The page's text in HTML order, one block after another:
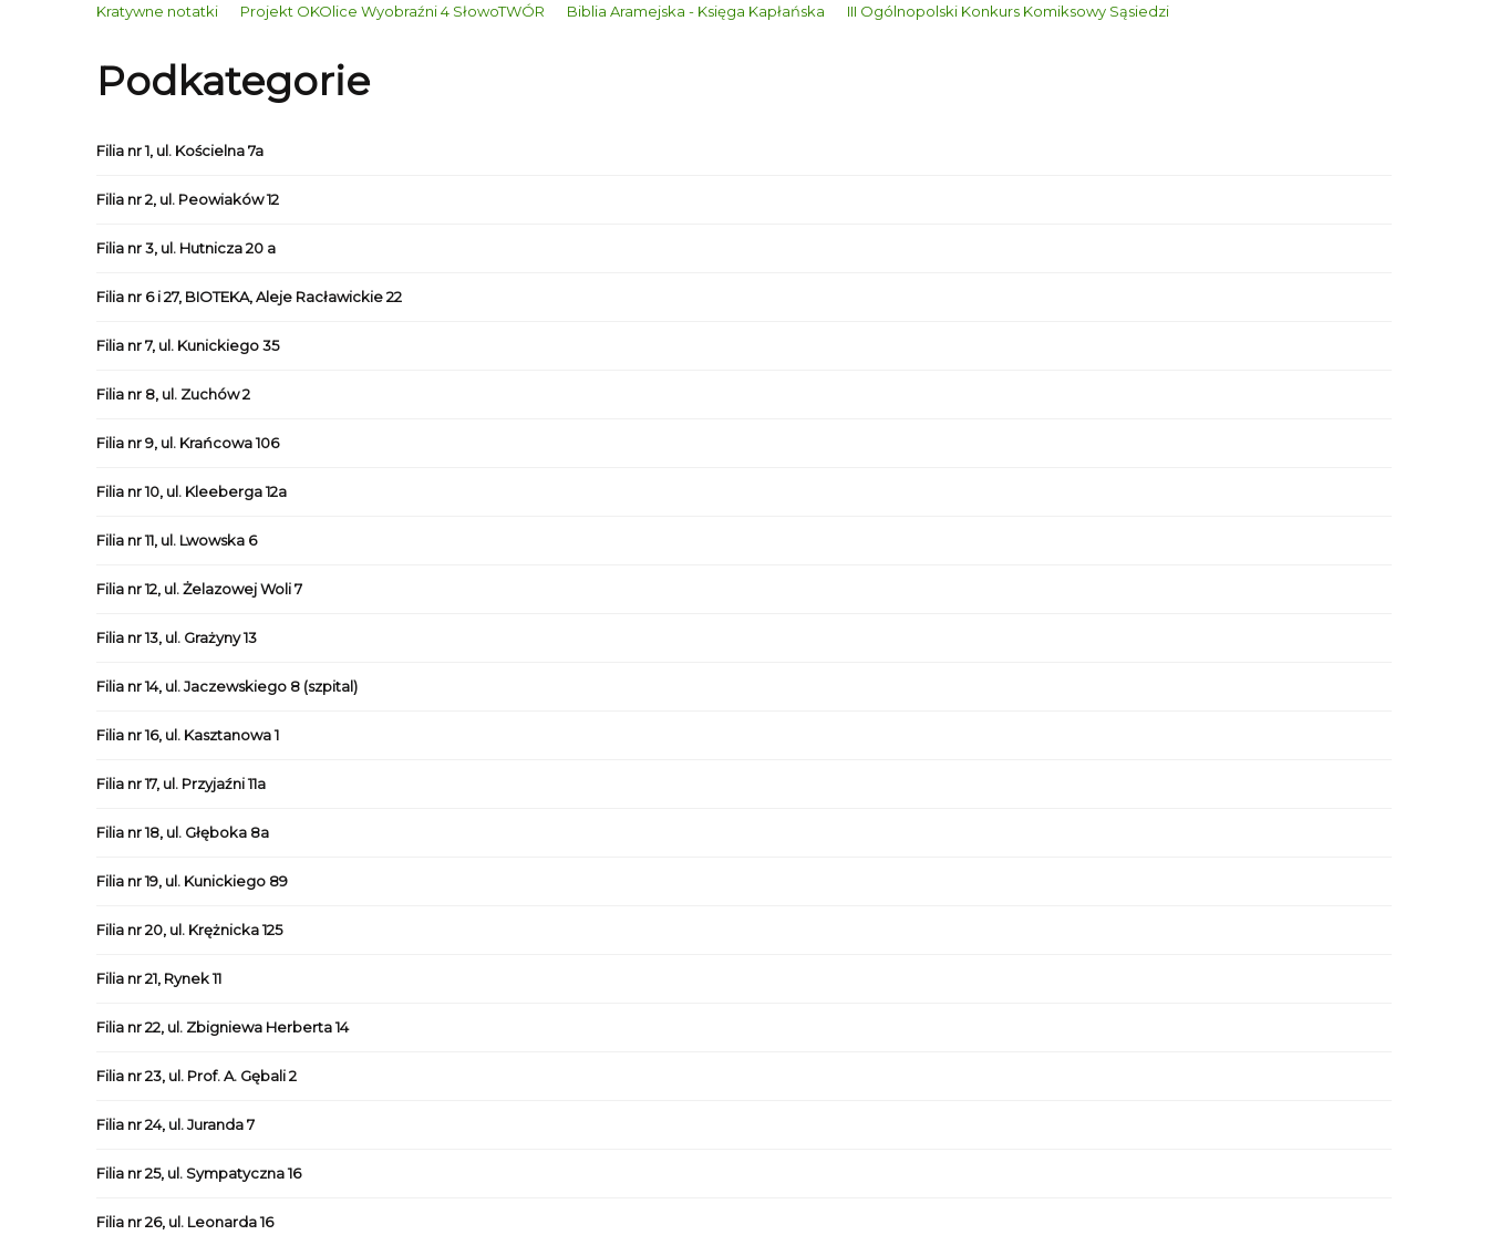
Kratywne notatki Projekt OKOlice Wyobraźni 4 SłowoTWÓR Biblia Aramejska - Księga Kapłańska III Ogólnopolski Konkurs Komiksowy Sąsiedzi
Podkategorie
Filia nr 1, ul. Kościelna 7a
Filia nr 2, ul. Peowiaków 12
Filia nr 3, ul. Hutnicza 20 a
Filia nr 6 i 27, BIOTEKA, Aleje Racławickie 22
Filia nr 7, ul. Kunickiego 35
Filia nr 8, ul. Zuchów 2
Filia nr 9, ul. Krańcowa 106
Filia nr 10, ul. Kleeberga 12a
Filia nr 11, ul. Lwowska 6
Filia nr 12, ul. Żelazowej Woli 7
Filia nr 13, ul. Grażyny 13
Filia nr 14, ul. Jaczewskiego 8 (szpital)
Filia nr 16, ul. Kasztanowa 1
Filia nr 17, ul. Przyjaźni 11a
Filia nr 18, ul. Głęboka 8a
Filia nr 19, ul. Kunickiego 89
Filia nr 20, ul. Krężnicka 125
Filia nr 21, Rynek 11
Filia nr 22, ul. Zbigniewa Herberta 14
Filia nr 23, ul. Prof. A. Gębali 2
Filia nr 24, ul. Juranda 7
Filia nr 25, ul. Sympatyczna 16
Filia nr 26, ul. Leonarda 16